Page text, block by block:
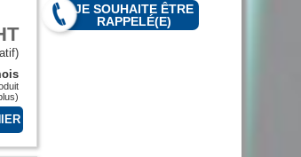
JE SOUHAITE ÊTRE
RAPPELÉ(E)